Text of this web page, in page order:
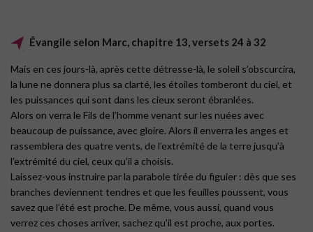
Évangile selon Marc, chapitre 13, versets 24 à 32
Mais en ces jours-là, après cette détresse-là, le soleil s’obscurcira,
la lune ne donnera plus sa clarté, les étoiles tomberont du ciel, et
les puissances qui sont dans les cieux seront ébranlées.
Alors on verra le Fils de l’homme venant sur les nuées avec
beaucoup de puissance, avec gloire. Alors il enverra les anges et
rassemblera des quatre vents, de l’extrémité de la terre jusqu’à
l’extrémité du ciel, ceux qu’il a choisis.
Laissez-vous instruire par la parabole tirée du figuier : dès que ses
branches deviennent tendres et que les feuilles poussent, vous
savez que l’été est proche. De même, vous aussi, quand vous
verrez ces choses arriver, sachez qu’il est proche, aux portes.